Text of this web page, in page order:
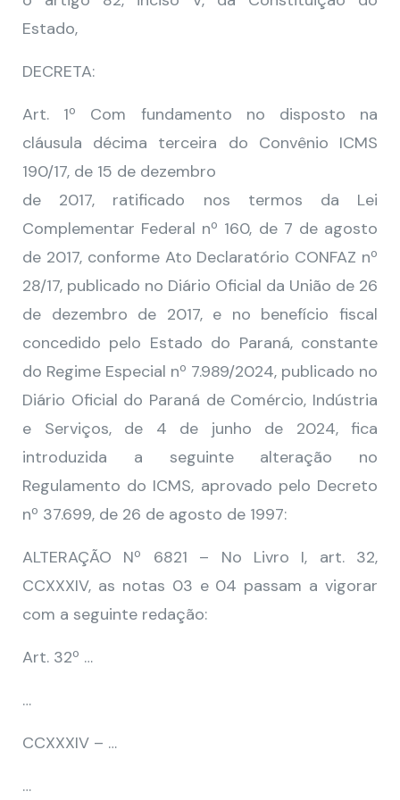
Estado,
DECRETA:
Art. 1º Com fundamento no disposto na
cláusula décima terceira do Convênio ICMS
190/17, de 15 de dezembro
de 2017, ratificado nos termos da Lei
Complementar Federal nº 160, de 7 de agosto
de 2017, conforme Ato Declaratório CONFAZ nº
28/17, publicado no Diário Oficial da União de 26
de dezembro de 2017, e no benefício fiscal
concedido pelo Estado do Paraná, constante
do Regime Especial nº 7.989/2024, publicado no
Diário Oficial do Paraná de Comércio, Indústria
e Serviços, de 4 de junho de 2024, fica
introduzida a seguinte alteração no
Regulamento do ICMS, aprovado pelo Decreto
nº 37.699, de 26 de agosto de 1997:
ALTERAÇÃO Nº 6821 – No Livro I, art. 32,
CCXXXIV, as notas 03 e 04 passam a vigorar
com a seguinte redação:
Art. 32º …
…
CCXXXIV – …
…